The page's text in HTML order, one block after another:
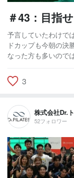
＃43：目指
予言していたわけで
ドカップも今朝の決
なった方も多いので
3
株式会社Dr.
52フォロワー